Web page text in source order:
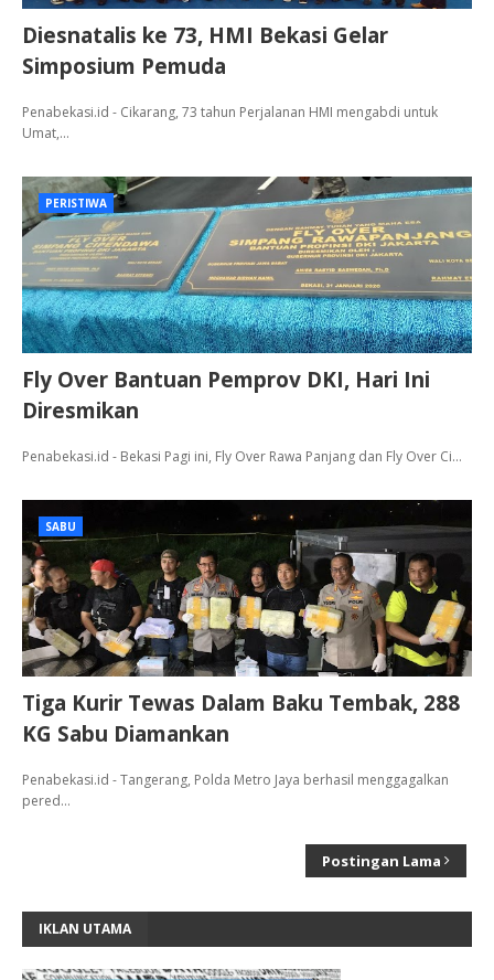
Diesnatalis ke 73, HMI Bekasi Gelar
Simposium Pemuda
Penabekasi.id - Cikarang, 73 tahun Perjalanan HMI mengabdi untuk
Umat,…
PERISTIWA
Fly Over Bantuan Pemprov DKI, Hari Ini
Diresmikan
Penabekasi.id - Bekasi Pagi ini, Fly Over Rawa Panjang dan Fly Over Ci…
SABU
Tiga Kurir Tewas Dalam Baku Tembak, 288
KG Sabu Diamankan
Penabekasi.id - Tangerang, Polda Metro Jaya berhasil menggagalkan
pered…
Postingan Lama
IKLAN UTAMA